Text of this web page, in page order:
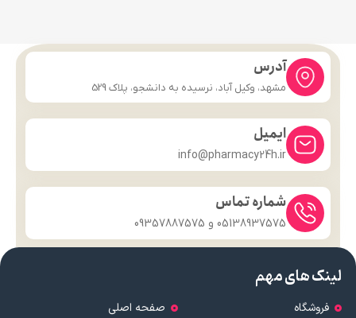
آدرس
مشهد، وکیل آباد، نرسیده به دانشجو، پلاک 529
ایمیل
info@pharmacy24h.ir
شماره تماس
05138937575 و 09357887575
لینک های مهم
فروشگاه
صفحه اصلی